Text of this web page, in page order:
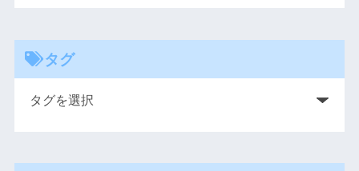
タグ